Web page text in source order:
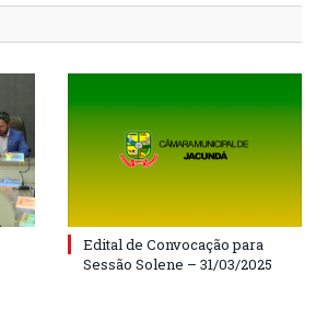
Edital de Convocação para
Sessão Solene – 31/03/2025